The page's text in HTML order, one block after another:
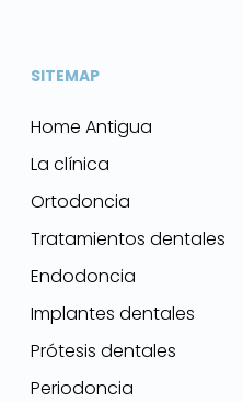
SITEMAP
Home Antigua
La clínica
Ortodoncia
Tratamientos dentales
Endodoncia
Implantes dentales
Prótesis dentales
Periodoncia